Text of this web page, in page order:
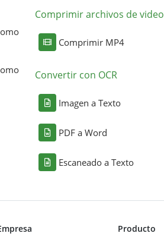
Comprimir archivos de video
Comprimir MP4
Convertir con OCR
Imagen a Texto
PDF a Word
Escaneado a Texto
Producto